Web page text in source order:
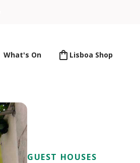
What's On Lisboa Shop
GUEST HOUSES